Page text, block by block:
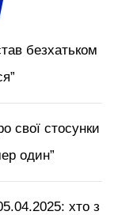
безхатьком
свої стосунки
один”
хто з